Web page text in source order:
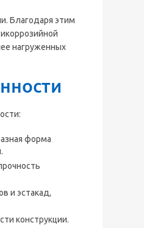
Благодаря этим
нагруженных
форма
и эстакад,
конструкции.